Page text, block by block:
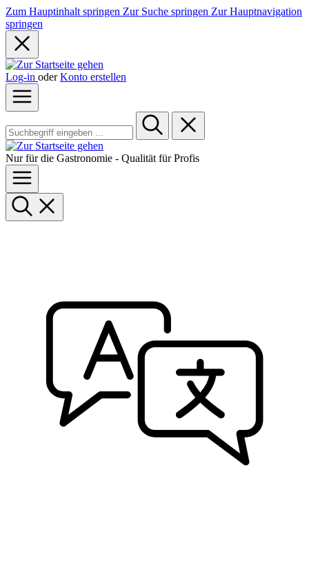
Zum Hauptinhalt springen Zur Suche springen Zur Hauptnavigation
springen
Log-in oder Konto erstellen
Nur für die Gastronomie - Qualität für Profis